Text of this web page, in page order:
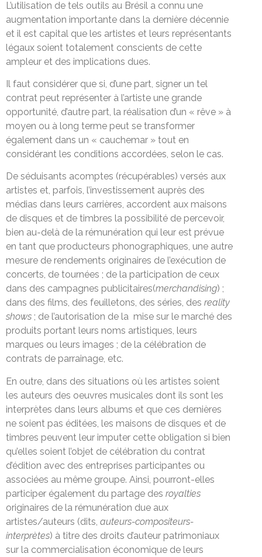
L’utilisation de tels outils au Brésil a connu une
augmentation importante dans la dernière décennie
et il est capital que les artistes et leurs représentants
légaux soient totalement conscients de cette
ampleur et des implications dues.
Il faut considérer que si, d’une part, signer un tel
contrat peut représenter à l’artiste une grande
opportunité, d’autre part, la réalisation d’un « rêve » à
moyen ou à long terme peut se transformer
également dans un « cauchemar » tout en
considérant les conditions accordées, selon le cas.
De séduisants acomptes (récupérables) versés aux
artistes et, parfois, l’investissement auprès des
médias dans leurs carrières, accordent aux maisons
de disques et de timbres la possibilité de percevoir,
bien au-delà de la rémunération qui leur est prévue
en tant que producteurs phonographiques, une autre
mesure de rendements originaires de l’exécution de
concerts, de tournées ; de la participation de ceux
dans des campagnes publicitaires(merchandising) ;
dans des films, des feuilletons, des séries, des reality
shows ; de l’autorisation de la mise sur le marché des
produits portant leurs noms artistiques, leurs
marques ou leurs images ; de la célébration de
contrats de parrainage, etc.
En outre, dans des situations où les artistes soient
les auteurs des oeuvres musicales dont ils sont les
interprètes dans leurs albums et que ces dernières
ne soient pas éditées, les maisons de disques et de
timbres peuvent leur imputer cette obligation si bien
qu’elles soient l’objet de célébration du contrat
d’édition avec des entreprises participantes ou
associées au même groupe. Ainsi, pourront-elles
participer également du partage des royalties
originaires de la rémunération due aux
artistes/auteurs (dits, auteurs-compositeurs-
interprètes) à titre des droits d’auteur patrimoniaux
sur la commercialisation économique de leurs